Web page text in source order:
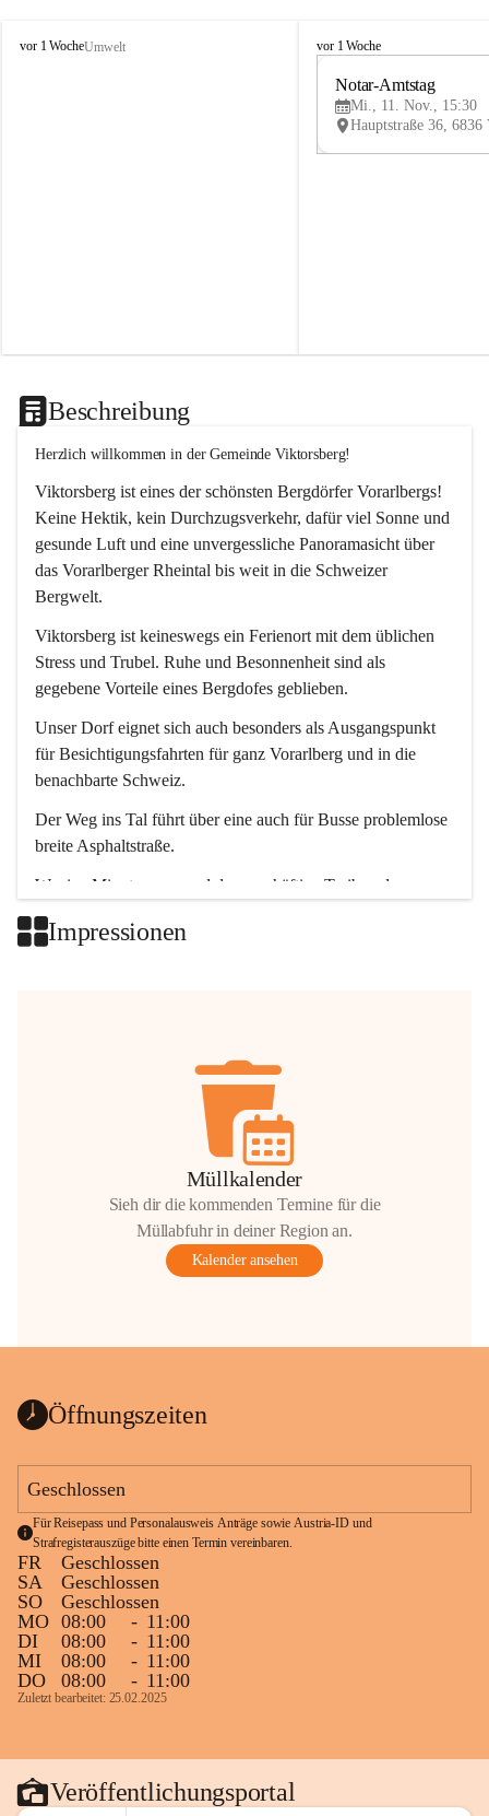
V
vor 1 WocheUmwelt
V
vor 1 Woche
Notar-Amtstag
Mi., 11. Nov., 15:30
Beschreibung
Herzlich willkommen in der Gemeinde Viktorsberg!
Viktorsberg ist eines der schönsten Bergdörfer Vorarlbergs!
Keine Hektik, kein Durchzugsverkehr, dafür viel Sonne und
gesunde Luft und eine unvergessliche Panoramasicht über
das Vorarlberger Rheintal bis weit in die Schweizer
Bergwelt.
Viktorsberg ist keineswegs ein Ferienort mit dem üblichen
Stress und Trubel. Ruhe und Besonnenheit sind als
gegebene Vorteile eines Bergdofes geblieben.
Unser Dorf eignet sich auch besonders als Ausgangspunkt
für Besichtigungsfahrten für ganz Vorarlberg und in die
benachbarte Schweiz.
Der Weg ins Tal führt über eine auch für Busse problemlose
breite Asphaltstraße.
Wenige Minuten nur, und das geschäftige Treiben der
Impressionen
Müllkalender
Sieh dir die kommenden Termine für die
Müllabfuhr in deiner Region an.
Kalender ansehen
Öffnungszeiten
Geschlossen
Für Reisepass und Personalausweis Anträge sowie Austria-ID und
Strafregisterauszüge bitte einen Termin vereinbaren.
FR
Geschlossen
SA
Geschlossen
SO
Geschlossen
MO 08:00 - 11:00
DI
08:00 - 11:00
MI
08:00 - 11:00
DO
08:00 - 11:00
Zuletzt bearbeitet: 25.02.2025
Veröffentlichungsportal